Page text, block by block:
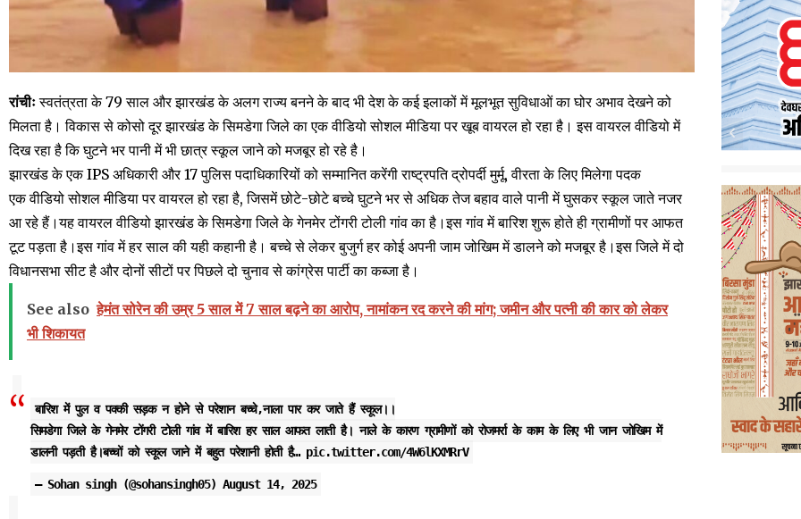
रांचीःस्वतंत्रता के 79 साल और झारखंड के अलग राज्य बनने के बाद भी देश के कई इलाकों में मूलभूत सुविधाओं का घोर अभाव देखने को
मिलता है। विकास से कोसो दूर झारखंड के सिमडेगा जिले का एक वीडियो सोशल मीडिया पर खूब वायरल हो रहा है। इस वायरल वीडियो में
दिख रहा है कि घुटने भर पानी में भी छात्र स्कूल जाने को मजबूर हो रहे है।
झारखंड के एक IPS अधिकारी और 17 पुलिस पदाधिकारियों को सम्मानित करेंगी राष्ट्रपति द्रोपर्दी मुर्मू, वीरता के लिए मिलेगा पदक
एक वीडियो सोशल मीडिया पर वायरल हो रहा है, जिसमें छोटे-छोटे बच्चे घुटने भर से अधिक तेज बहाव वाले पानी में घुसकर स्कूल जाते नजर
आ रहे हैं।यह वायरल वीडियो झारखंड के सिमडेगा जिले के गेनमेर टोंगरी टोली गांव का है।इस गांव में बारिश शुरू होते ही ग्रामीणों पर आफत
टूट पड़ता है।इस गांव में हर साल की यही कहानी है। बच्चे से लेकर बुजुर्ग हर कोई अपनी जाम जोखिम में डालने को मजबूर है।इस जिले में दो
विधानसभा सीट है और दोनों सीटों पर पिछले दो चुनाव से कांग्रेस पार्टी का कब्जा है।
See also हेमंत सोरेन की उम्र 5 साल में 7 साल बढ़ने का आरोप, नामांकन रद करने की मांग; जमीन और पत्नी की कार को लेकर
भी शिकायत
बारिश में पुल व पक्की सड़क न होने से परेशान बच्चे,नाला पार कर जाते हैं स्कूल।।
सिमडेगा जिले के गेनमेर टोंगरी टोली गांव में बारिश हर साल आफत लाती है। नाले के कारण ग्रामीणों को रोजमर्रा के काम के लिए भी जान जोखिम में
डालनी पड़ती है।बच्चों को स्कूल जाने में बहुत परेशानी होती है… pic.twitter.com/4W6lKXMRrV
— Sohan singh (@sohansingh05) August 14, 2025